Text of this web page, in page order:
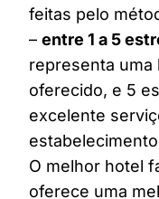
feitas pelo
– entre 1 a 5
representa uma
oferecido, e 5
excelente
O melhor hotel
oferece uma